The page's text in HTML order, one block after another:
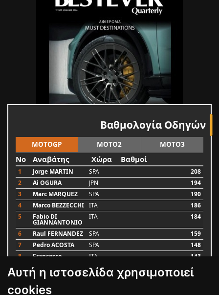
Αυτή η ιστοσελίδα χρησιμοποιεί
cookies
Βαθμολογία Οδηγών
MOTOGP MOTO2 MOTO3
No Αναβάτης Χώρα Βαθμοί
1 Jorge MARTIN SPA
208
2
Ai OGURA JPN
194
3
Marc MARQUEZ SPA
190
4
Marco BEZZECCHI ITA
186
5
Fabio DI
GIANNANTONIO
ITA 184
6 Raul FERNANDEZ SPA
159
7
Pedro ACOSTA SPA
148
8
Francesco ITA 143
9 Alex MARQUEZ SPA
Luca MARINI